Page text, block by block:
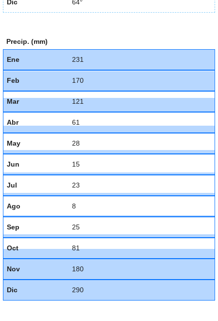
Dic 64°
Precip. (mm)
Ene 231
Feb 170
Mar 121
Abr 61
May 28
Jun 15
Jul 23
Ago 8
Sep 25
Oct 81
Nov 180
Dic 290